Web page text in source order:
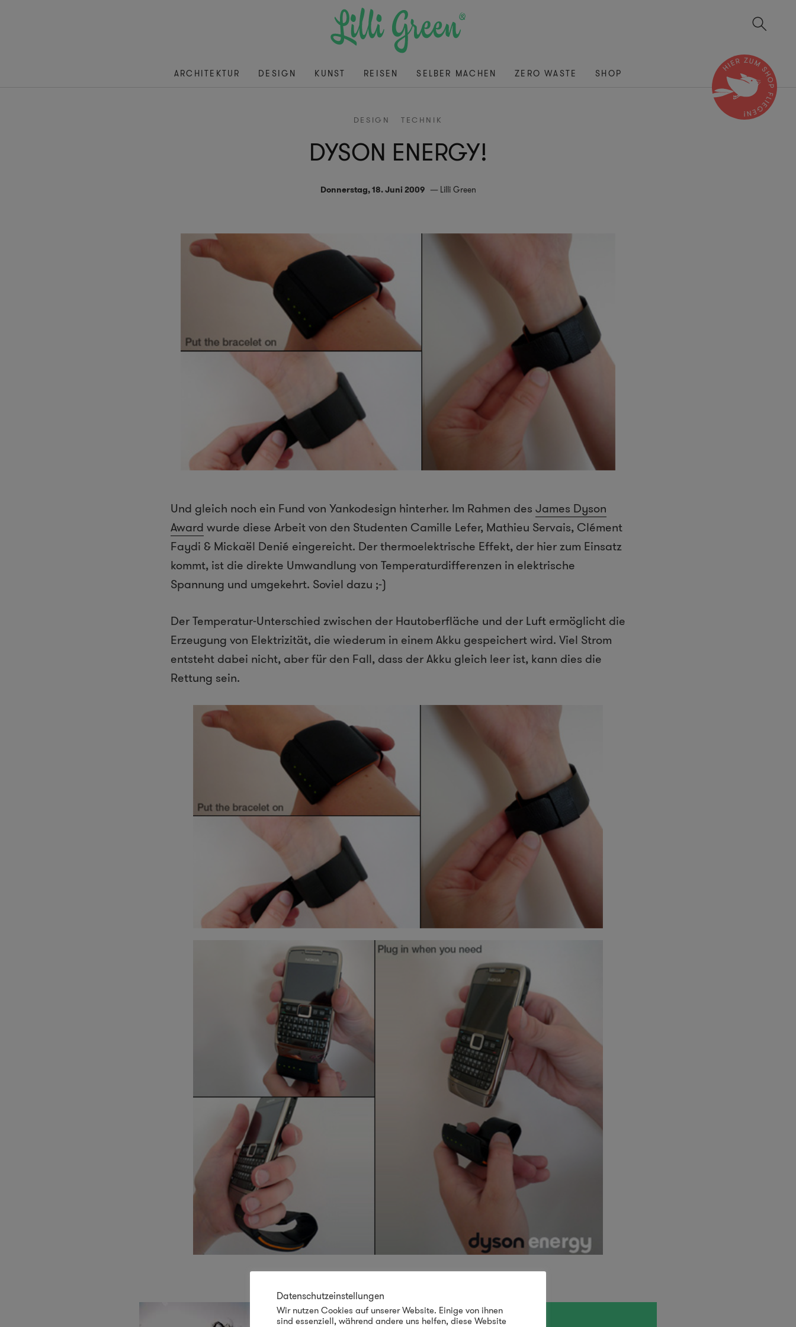
ARCHITEKTUR DESIGN KUNST REISEN SELBER MACHEN ZERO WASTE SHOP
DESIGN TECHNIK
DYSON ENERGY!
Donnerstag, 18. Juni 2009 Lilli Green
Und gleich noch ein Fund von Yankodesign hinterher. Im Rahmen des James Dyson
Award wurde diese Arbeit von den Studenten Camille Lefer, Mathieu Servais, Clément
Faydi & Mickaël Denié eingereicht. Der thermoelektrische Effekt, der hier zum Einsatz
kommt, ist die direkte Umwandlung von Temperaturdifferenzen in elektrische
Spannung und umgekehrt. Soviel dazu ;-)
Der Temperatur-Unterschied zwischen der Hautoberfläche und der Luft ermöglicht die
Erzeugung von Elektrizität, die wiederum in einem Akku gespeichert wird. Viel Strom
entsteht dabei nicht, aber für den Fall, dass der Akku gleich leer ist, kann dies die
Rettung sein.
Datenschutzeinstellungen
Wir nutzen Cookies auf unserer Website. Einige von ihnen
sind essenziell, während andere uns helfen, diese Website